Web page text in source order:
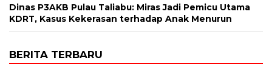
Dinas P3AKB Pulau Taliabu: Miras Jadi Pemicu Utama
KDRT, Kasus Kekerasan terhadap Anak Menurun
BERITA TERBARU